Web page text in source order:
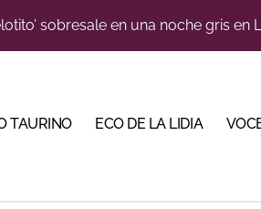
sobresale en una noche gris en
cuadro de honor de las
Martín para su regreso a Huesca
en una feria que vuelve a
TAURINO ECO DE LA LIDIA